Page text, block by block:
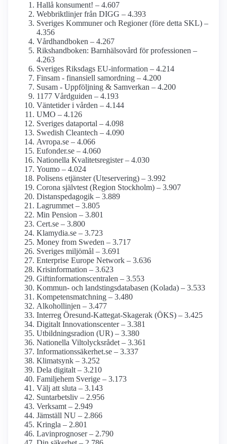
Hallå konsument! – 4.607
Webbriktlinjer från DIGG – 4.393
Sveriges Kommuner och Regioner (före detta SKL) –
4.356
Vårdhandboken – 4.267
Rikshandboken: Barnhälsovård för professionen –
4.263
Sveriges Riksdags EU-information – 4.214
Finsam - finansiell samordning – 4.200
Susam - Uppföljning & Samverkan – 4.200
1177 Vårdguiden – 4.193
Väntetider i vården – 4.144
UMO – 4.126
Sveriges dataportal – 4.098
Swedish Cleantech – 4.090
Avropa.se – 4.066
Eufonder.se – 4.060
Nationella Kvalitetsregister – 4.030
Youmo – 4.024
Polisens etjänster (Uteservering) – 3.992
Corona självtest (Region Stockholm) – 3.907
Distanspedagogik – 3.889
Lagrummet – 3.805
Min Pension – 3.801
Cert.se – 3.800
Klamydia.se – 3.723
Money from Sweden – 3.717
Sveriges miljömål – 3.691
Enterprise Europe Network – 3.636
Krisinformation – 3.623
Giftinformations­centralen – 3.553
Kommun- och landstings­databasen (Kolada) – 3.533
Kompetensmatchning – 3.480
Alkohollinjen – 3.477
Interreg Öresund-Kattegat-Skagerak (ÖKS) – 3.425
Digitalt Innovationscenter – 3.381
Utbildningsradion (UR) – 3.380
Nationella Viltolycksrådet – 3.361
Informationssäkerhet.se – 3.337
Klimatsynk – 3.252
Dela digitalt – 3.210
Familjehem Sverige – 3.173
Välj att sluta – 3.143
Suntarbetsliv – 2.956
Verksamt – 2.949
Jämställ NU – 2.866
Kringla – 2.801
Lavinprognoser – 2.790